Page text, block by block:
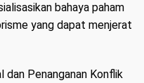
bahaya paham
yang dapat menjerat
dan Penanganan Konflik